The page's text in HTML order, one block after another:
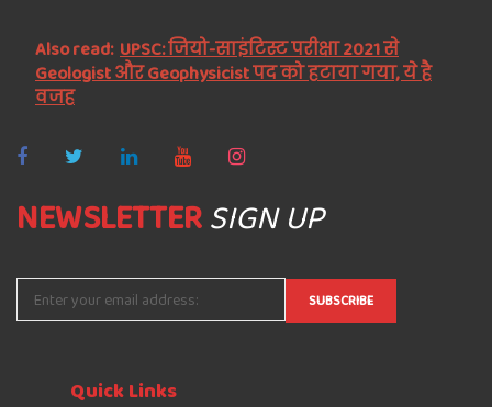
Also read: UPSC: जियो-साइंटिस्ट परीक्षा 2021 से
Geologist और Geophysicist पद को हटाया गया, ये है
वजह
NEWSLETTERSIGN UP
QuickLinks